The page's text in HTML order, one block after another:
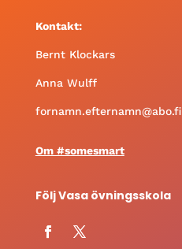
Kontakt:
Bernt Klockars
Anna Wulff
fornamn.efternamn@abo.fi
Om #somesmart
Följ Vasa övningsskola